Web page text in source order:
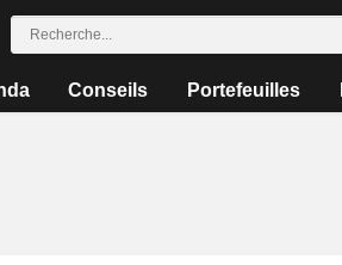
Conseils Portefeuilles